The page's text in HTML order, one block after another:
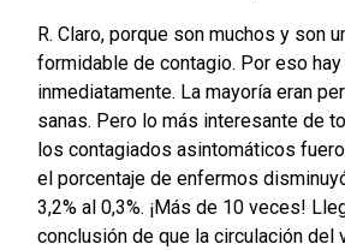
R. Claro, porque son muchos y son
formidable de contagio. Por eso
inmediatamente. La mayoría eran
sanas. Pero lo más interesante de
los contagiados asintomáticos
el porcentaje de enfermos
3,2% al 0,3%. ¡Más de 10 veces!
conclusión de que la circulación del